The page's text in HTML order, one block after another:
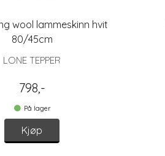
wool lammeskinn hvit
80/45cm
LONE TEPPER
798,-
På lager
Kjøp